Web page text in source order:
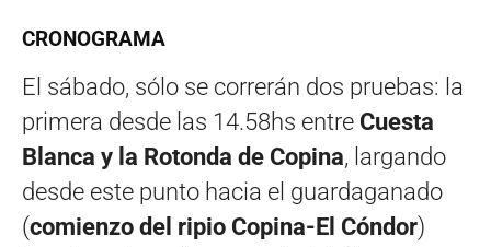
CRONOGRAMA
El sábado, sólo se correrán dos pruebas: la
primera desde las 14.58hs entre Cuesta
Blanca y la Rotonda de Copina, largando
desde este punto hacia el guardaganado
(comienzo del ripio Copina-El Cóndor)